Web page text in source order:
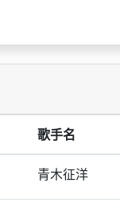
歌手名
青木征洋